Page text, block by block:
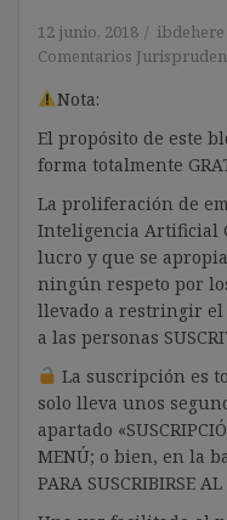
12 junio, 2018
ibdehere
Comentarios
Nota:
El propósito de este
forma totalmente
La proliferación de
Inteligencia Artificial
lucro y que se
ningún respeto por
llevado a restringir
a las personas
La suscripción es
solo lleva unos
apartado
MENÚ; o bien, en la
PARA SUSCRIBIRSE AL